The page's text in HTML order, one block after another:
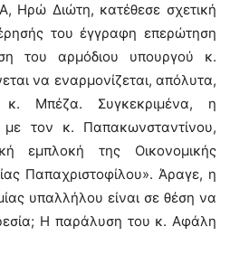
Ηρώ Διώτη, κατέθεσε σχετική
του έγγραφη επερώτηση
του αρμόδιου υπουργού κ.
να εναρμονίζεται, απόλυτα,
Μπέζα. Συγκεκριμένα, η
τον κ. Παπακωνσταντίνου,
εμπλοκή της Οικονομικής
Παπαχριστοφίλου». Άραγε, η
υπαλλήλου είναι σε θέση να
Η παράλυση του κ. Αφάλη